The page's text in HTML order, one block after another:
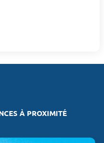
À PROXIMITÉ